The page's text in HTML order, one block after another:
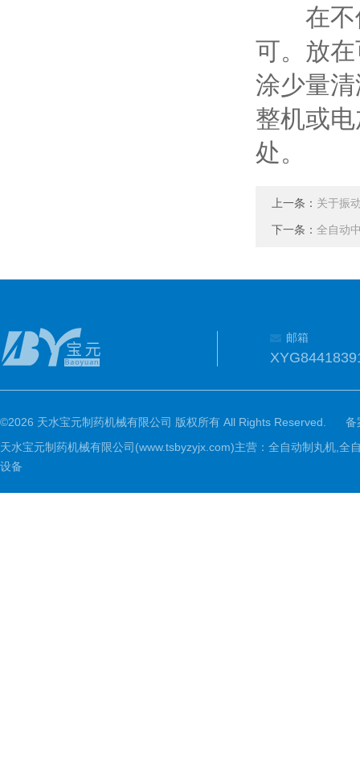
在不使
可。放
涂少量
整机或
处。
上一条： 关于振
下一条： 全自动
邮箱
©2026 天水宝元制药机械有限公司 版权所有 All Rights Reserved.
备
天水宝元制药机械有限公司(www.tsbyzyjx.com)主营：全自动制丸机,
设备